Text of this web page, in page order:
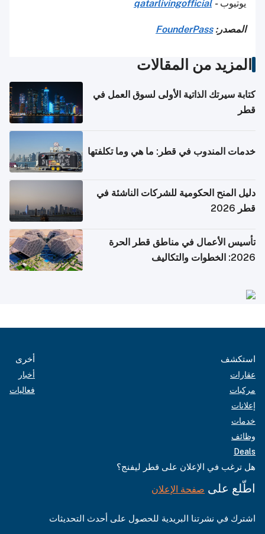
يوتيوب-
qatarlivingofficial
المصدر:FounderPass
المزيد من المقالات
كتابة سيرتك الذاتية الأولى لسوق العمل في
قطر
خدمات المندوب في قطر: ما هي وما تكلفتها
دليل المنح الحكومية للشركات الناشئة في
قطر 2026
تأسيس الأعمال في مناطق قطر الحرة
2026: الخطوات والتكاليف
استكشف
عقارات
مركبات
إعلانات
خدمات
وظائف
Deals
أخرى
أخبار
فعاليات
هل ترغب في الإعلان على قطر ليفنج؟
اطّلع على صفحة الإعلان
اشترك في نشرتنا البريدية للحصول على أحدث التحديثات